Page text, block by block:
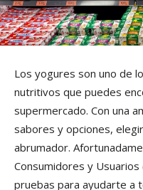
Los yogures son uno de
nutritivos que puedes
supermercado. Con una
sabores y opciones,
abrumador.
Consumidores y
pruebas para ayudarte a